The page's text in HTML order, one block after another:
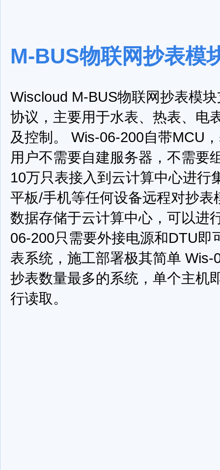
M-BUS物联网抄表模
Wiscloud M-BUS物联网抄表模
协议，主要用于水表、热表、电
及控制。
Wis-06-200自带MCU
用户不需要自建服务器，不需要
10万只表接入到云计算中心进行
平板/手机等任何设备远程对抄表
数据存储于云计算中心，可以进
06-200只需要外接电源和DTU即
表系统，施工部署极其简单 Wis-
抄表数量最多的系统，单个主机
行读取。